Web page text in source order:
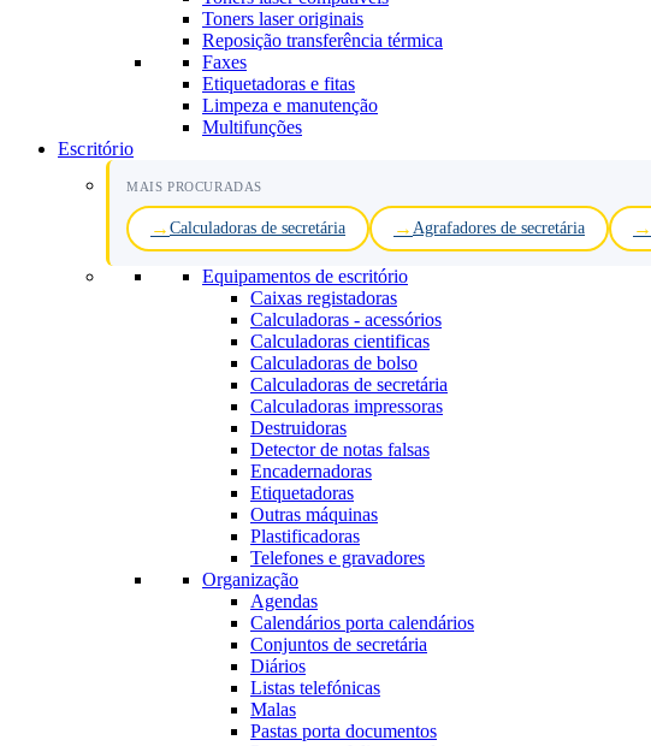
Toners laser originais
Reposição transferência térmica
Faxes
Etiquetadoras e fitas
Limpeza e manutenção
Multifunções
Escritório
MAIS PROCURADAS
Calculadoras de secretária Agrafadores de secretária
Equipamentos de escritório
Caixas registadoras
Calculadoras - acessórios
Calculadoras cientificas
Calculadoras de bolso
Calculadoras de secretária
Calculadoras impressoras
Destruidoras
Detector de notas falsas
Encadernadoras
Etiquetadoras
Outras máquinas
Plastificadoras
Telefones e gravadores
Organização
Agendas
Calendários porta calendários
Conjuntos de secretária
Diários
Listas telefónicas
Malas
Pastas porta documentos